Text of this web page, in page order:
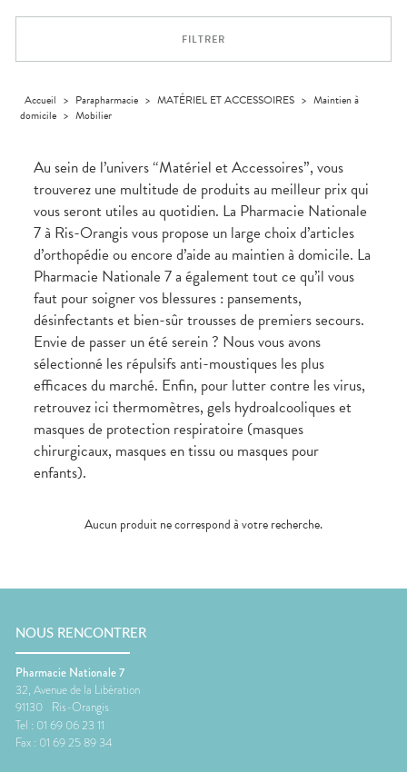
SolaireEtendre
articulaires
musculaires
vasculaire
Irritations
Lavages
Sécheresses
des yeux
OREILLES
- NEZ -
GORGE
Etendre
de gorge
Rhumes
- état
grippaux
Soins
des
oreilles
Toux
grasses
Toux
sèches
NUTRITION
Boissons
et
Aliments
SEVRAGE
TABAGIQUE
Etendre
Pastilles
Patchs
DENTAIRES
Etendre
Soins
dentaires
Bains de
bouche
TROUBLES DE
LA
CIRCULATION
Etendre
Jambes
lourdes
PHARMACIES
APPLICATION
FILTRER
Accueil > Parapharmacie > MATÉRIEL ET ACCESSOIRES > Maintien à
domicile > Mobilier
Au sein de l’univers “Matériel et Accessoires”, vous
trouverez une multitude de produits au meilleur prix qui
vous seront utiles au quotidien. La Pharmacie Nationale
7 à Ris-Orangis vous propose un large choix d’articles
d’orthopédie ou encore d’aide au maintien à domicile. La
Pharmacie Nationale 7 a également tout ce qu’il vous
faut pour soigner vos blessures : pansements,
désinfectants et bien-sûr trousses de premiers secours.
Envie de passer un été serein ? Nous vous avons
sélectionné les répulsifs anti-moustiques les plus
efficaces du marché. Enfin, pour lutter contre les virus,
retrouvez ici thermomètres, gels hydroalcooliques et
masques de protection respiratoire (masques
chirurgicaux, masques en tissu ou masques pour
enfants).
Aucun produit ne correspond à votre recherche.
NOUS RENCONTRER
Pharmacie Nationale 7
32, Avenue de la Libération
91130 Ris-Orangis
Tel : 01 69 06 23 11
Fax : 01 69 25 89 34